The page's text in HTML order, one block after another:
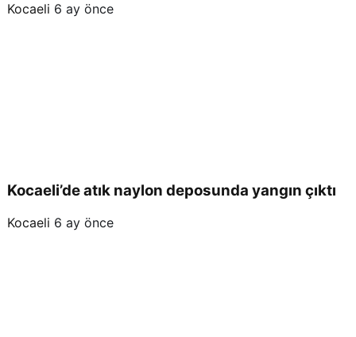
Kocaeli 6 ay önce
Kocaeli’de atık naylon deposunda yangın çıktı
Kocaeli 6 ay önce